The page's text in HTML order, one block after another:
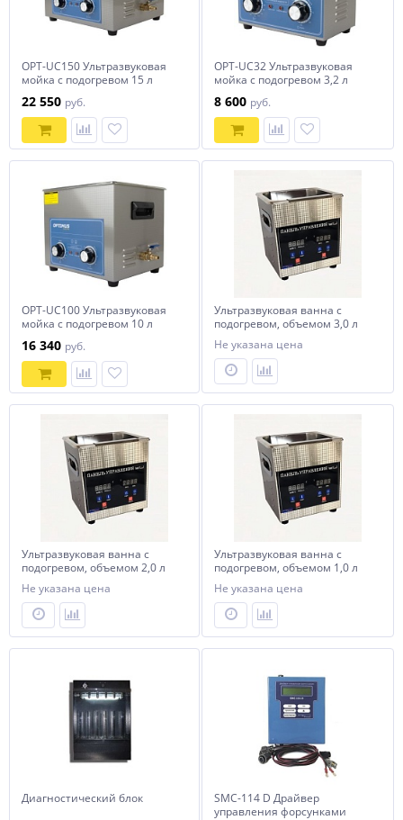
OPT-UC150 Ультразвуковая
мойка с подогревом 15 л
22 550 руб.
OPT-UC32 Ультразвуковая
мойка с подогревом 3,2 л
8 600 руб.
OPT-UC100 Ультразвуковая
мойка с подогревом 10 л
16 340 руб.
Ультразвуковая ванна с
подогревом, объемом 3,0 л
Не указана цена
Ультразвуковая ванна с
подогревом, объемом 2,0 л
Не указана цена
Ультразвуковая ванна с
подогревом, объемом 1,0 л
Не указана цена
Диагностический блок
SMC-114 D Драйвер
управления форсунками